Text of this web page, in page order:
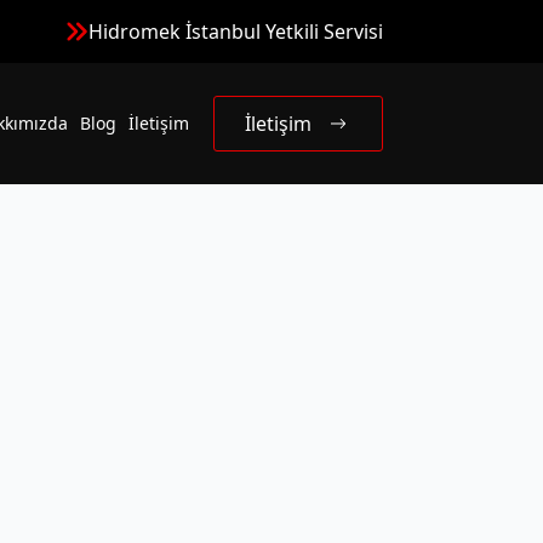
Hidromek İstanbul Yetkili Servisi
Blog İletişim İletişim